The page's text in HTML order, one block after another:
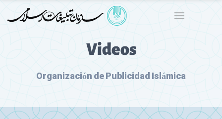
Videos
Organización de Publicidad Islámica